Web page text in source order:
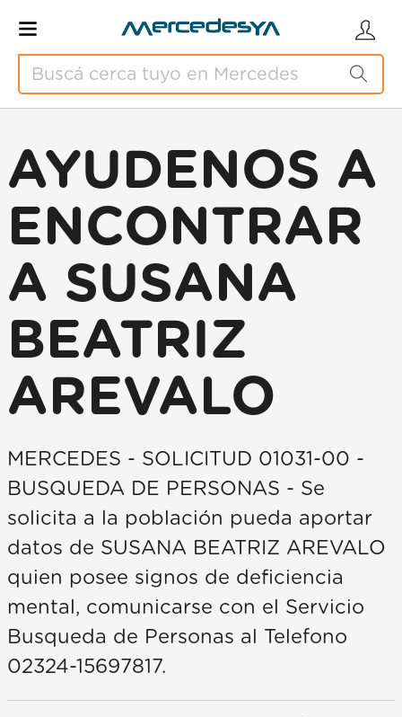
AYUDENOS A
ENCONTRAR
A SUSANA
BEATRIZ
AREVALO
MERCEDES - SOLICITUD 01031-00 -
BUSQUEDA DE PERSONAS - Se
solicita a la población pueda aportar
datos de SUSANA BEATRIZ AREVALO
quien posee signos de deficiencia
mental, comunicarse con el Servicio
Busqueda de Personas al Telefono
02324-15697817.